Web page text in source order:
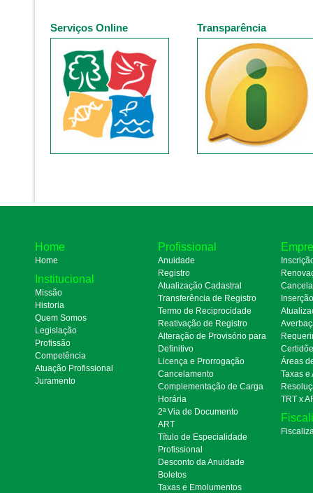
Serviços Online Transparência
Home
Home
Institucional
Missão
Historia
Quem Somos
Legislação
Profissão
Competência
Atuação Profissional
Juramento
Profissional
Anuidade
Registro
Atualização Cadastral
Transferência de Registro
Termo de Reciprocidade
Reativação de Registro
Alteração de Provisório para
Definitivo
Licença e Prorrogação
Cancelamento
Complementação de Carga
Horária
2ª Via de Documento
ART
Título de Especialidade
Profissional
Desconto da Anuidade
Boletos
Taxas e Emolumentos
Áreas
Taxas e
TRT x